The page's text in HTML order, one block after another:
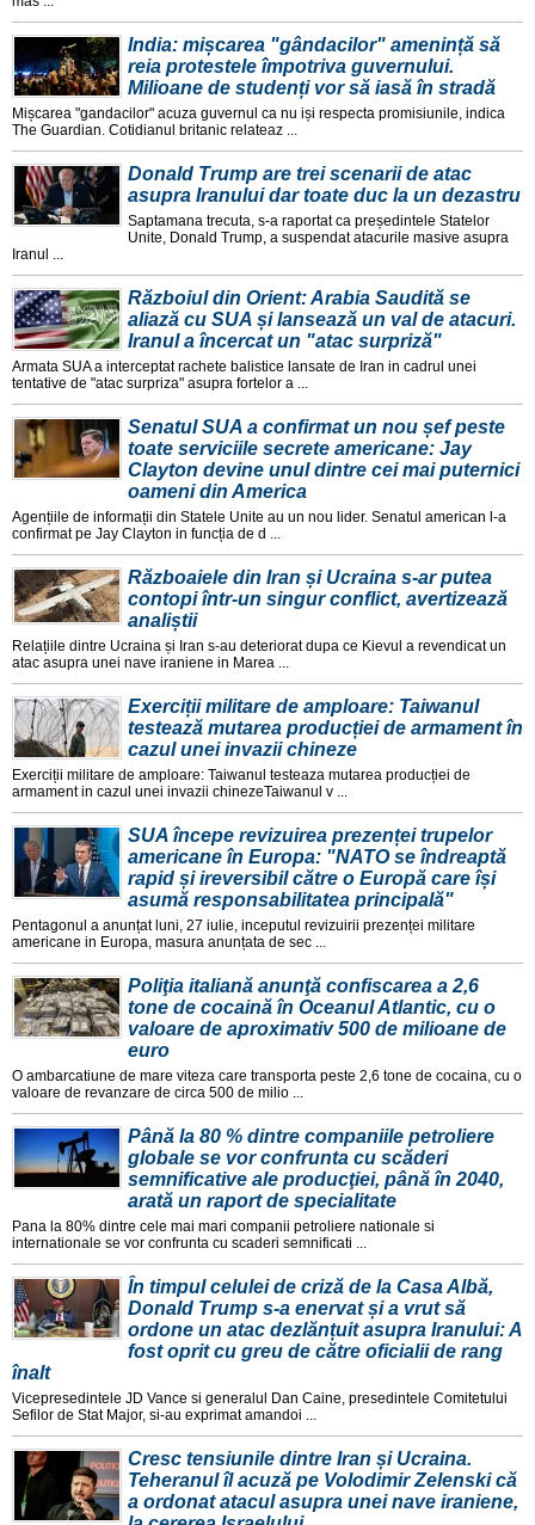
India: mișcarea "gândacilor" amenință să
reia protestele împotriva guvernului.
Milioane de studenți vor să iasă în stradă
Mișcarea "gandacilor" acuza guvernul ca nu iși respecta promisiunile, indica
The Guardian. Cotidianul britanic relateaz ...
Donald Trump are trei scenarii de atac
asupra Iranului dar toate duc la un dezastru
Saptamana trecuta, s-a raportat ca președintele Statelor
Unite, Donald Trump, a suspendat atacurile masive asupra
Iranul ...
Războiul din Orient: Arabia Saudită se
aliază cu SUA și lansează un val de atacuri.
Iranul a încercat un "atac surpriză"
Armata SUA a interceptat rachete balistice lansate de Iran in cadrul unei
tentative de "atac surpriza" asupra fortelor a ...
Senatul SUA a confirmat un nou șef peste
toate serviciile secrete americane: Jay
Clayton devine unul dintre cei mai puternici
oameni din America
Agențiile de informații din Statele Unite au un nou lider. Senatul american l-a
confirmat pe Jay Clayton in funcția de d ...
Războaiele din Iran și Ucraina s-ar putea
contopi într-un singur conflict, avertizează
analiștii
Relațiile dintre Ucraina și Iran s-au deteriorat dupa ce Kievul a revendicat un
atac asupra unei nave iraniene in Marea ...
Exerciții militare de amploare: Taiwanul
testează mutarea producției de armament în
cazul unei invazii chineze
Exerciții militare de amploare: Taiwanul testeaza mutarea producției de
armament in cazul unei invazii chinezeTaiwanul v ...
SUA începe revizuirea prezenței trupelor
americane în Europa: "NATO se îndreaptă
rapid și ireversibil către o Europă care își
asumă responsabilitatea principală"
Pentagonul a anunțat luni, 27 iulie, inceputul revizuirii prezenței militare
americane in Europa, masura anunțata de sec ...
Poliţia italiană anunţă confiscarea a 2,6
tone de cocaină în Oceanul Atlantic, cu o
valoare de aproximativ 500 de milioane de
euro
O ambarcatiune de mare viteza care transporta peste 2,6 tone de cocaina, cu o
valoare de revanzare de circa 500 de milio ...
Până la 80 % dintre companiile petroliere
globale se vor confrunta cu scăderi
semnificative ale producţiei, până în 2040,
arată un raport de specialitate
Pana la 80% dintre cele mai mari companii petroliere nationale si
internationale se vor confrunta cu scaderi semnificati ...
În timpul celulei de criză de la Casa Albă,
Donald Trump s-a enervat și a vrut să
ordone un atac dezlănțuit asupra Iranului: A
fost oprit cu greu de către oficialii de rang
înalt
Vicepresedintele JD Vance si generalul Dan Caine, presedintele Comitetului
Sefilor de Stat Major, si-au exprimat amandoi ...
Cresc tensiunile dintre Iran și Ucraina.
Teheranul îl acuză pe Volodimir Zelenski că
a ordonat atacul asupra unei nave iraniene,